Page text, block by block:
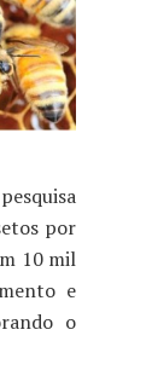
por
10 mil
e
o